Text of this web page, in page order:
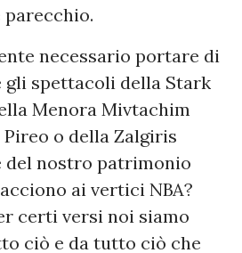
necessario portare di
gli spettacoli della Stark
Menora Mivtachim
o della Zalgiris
del nostro patrimonio
ai vertici NBA?
certi versi noi siamo
ciò e da tutto ciò che